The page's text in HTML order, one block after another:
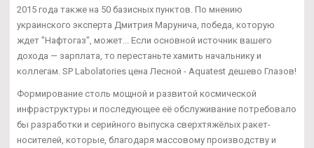
2015 года также на 50 базисных пунктов. По мнению
украинского эксперта Дмитрия Марунича, победа, которую
ждет "Нафтогаз", может... Если основной источник вашего
дохода — зарплата, то перестаньте хамить начальнику и
коллегам. SP Labolatories цена Лесной - Aquatest дешево Глазов!
Формирование столь мощной и развитой космической
инфраструктуры и последующее её обслуживание потребовало
бы разработки и серийного выпуска сверхтяжёлых ракет-
носителей, которые, благодаря массовому производству и